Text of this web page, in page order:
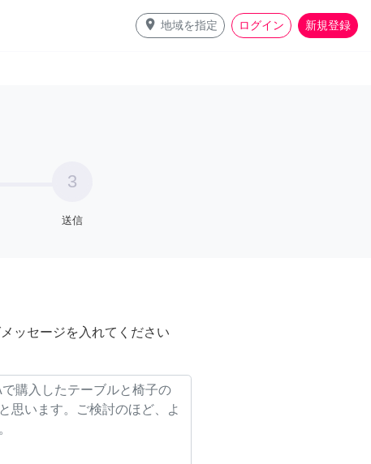
place 地域を指定 ログイン 新規登録
3
送信
ッセージを入れてください